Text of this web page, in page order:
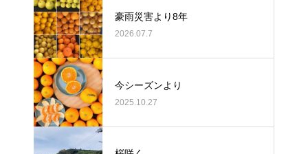
豪雨災害より8年
2026.07.7
今シーズンより
2025.10.27